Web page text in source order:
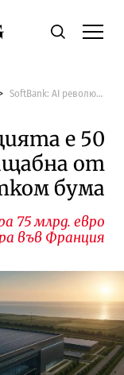
Economic.bgТърсене
SoftBank: AI революцията е 50 пъти по-мащабна от дотком бума
е 50
от
бума
75 млрд. евро
във Франция